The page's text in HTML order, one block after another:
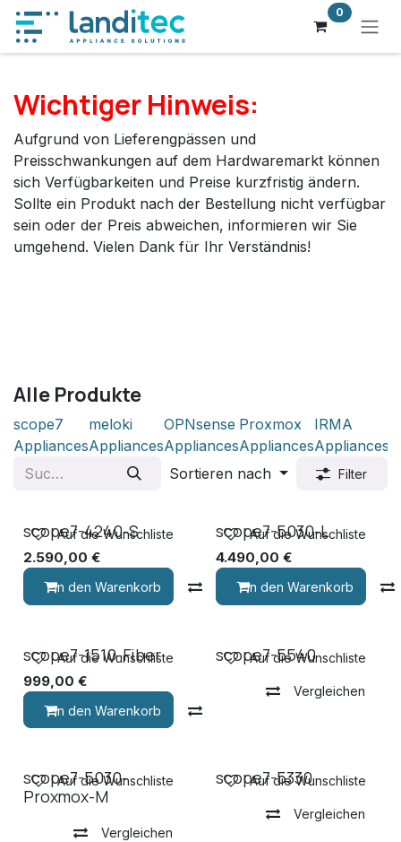
Zum Inhalt springen 0
Wichtiger Hinweis:
Aufgrund von Lieferengpässen und
Preisschwankungen auf dem Hardwaremarkt können
sich Verfügbarkeiten und Preise kurzfristig ändern.
Sollte ein Produkt nach der Bestellung nicht verfügbar
sein oder der Preis abweichen, informieren wir Sie
umgehend. Vielen Dank für Ihr Verständnis!
Alle Produkte
scope7
Appliances
meloki
Appliances
OPNsense
Appliances
Proxmox
Appliances
IRMA
Appliances
Sortieren nach Filter
scope7-4240-S
2.590,00 €
In den Warenkorb Vergleichen
Auf die Wunschliste scope7-5030-L
4.490,00 €
In den Warenkorb
Auf die Wunschliste
scope7-1510-Fiber
999,00 €
In den Warenkorb
Auf die Wunschliste scope7-5540
Vergleichen
Auf die Wunschliste
scope7-5030-
Proxmox-M
Vergleichen
Auf die Wunschliste scope7-5330
Vergleichen
Auf die Wunschliste